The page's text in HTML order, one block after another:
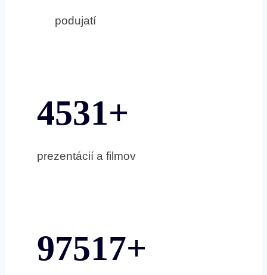
podujatí
4531+
prezentácií a filmov
97517+